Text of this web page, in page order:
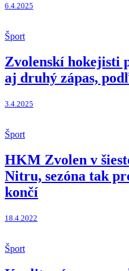
6.4.2025
Šport
Zvolenskí hokejisti
aj druhý zápas,
3.4.2025
Šport
HKM Zvolen v
Nitru, sezóna tak
končí
18.4.2022
Šport